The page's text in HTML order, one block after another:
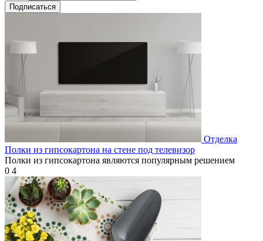
Подписаться
Отделка
Полки из гипсокартона на стене под телевизор
Полки из гипсокартона являются популярным решением
0 4